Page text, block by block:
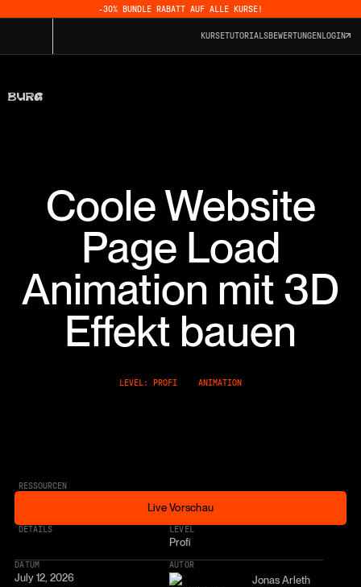
-30% BUNDLE RABATT AUF ALLE KURSE!
KURSETUTORIALSBEWERTUNGEN LOGIN
Coole Website
Page Load
Animation mit 3D
Effekt bauen
LEVEL: PROFI ANIMATION
RESSOURCEN
Live Vorschau
Live Vorschau
* AFFILIATE LINK
DETAILS LEVEL
Profi
DATUM
July 12, 2026
AUTOR
Jonas Arleth